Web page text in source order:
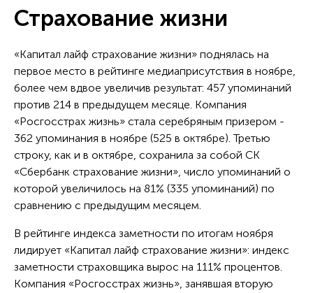
Страхование жизни
«Капитал лайф страхование жизни» поднялась на
первое место в рейтинге медиаприсутствия в ноябре,
более чем вдвое увеличив результат: 457 упоминаний
против 214 в предыдущем месяце. Компания
«Росгосстрах жизнь» стала серебряным призером -
362 упоминания в ноябре (525 в октябре). Третью
строку, как и в октябре, сохранила за собой СК
«Сбербанк страхование жизни», число упоминаний о
которой увеличилось на 81% (335 упоминаний) по
сравнению с предыдущим месяцем.
В рейтинге индекса заметности по итогам ноября
лидирует «Капитал лайф страхование жизни»: индекс
заметности страховщика вырос на 111% процентов.
Компания «Росгосстрах жизнь», занявшая вторую